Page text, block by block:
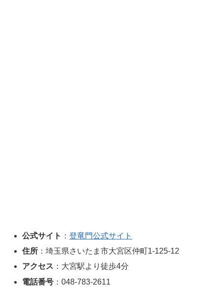
公式サイト ：登竜門公式サイト
住所 ：埼玉県さいたま市大宮区仲町1-125-12
アクセス ：大宮駅より徒歩4分
電話番号 ：048-783-2611